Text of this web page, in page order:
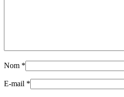
Nom *
E-mail *